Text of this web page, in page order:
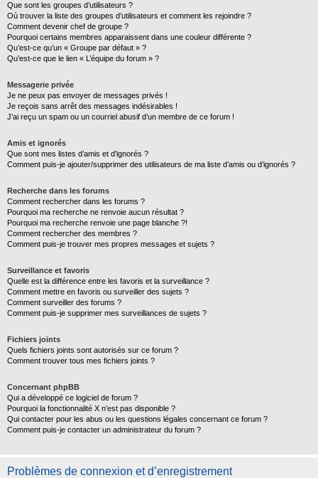
Que sont les groupes d’utilisateurs ?
Où trouver la liste des groupes d’utilisateurs et comment les rejoindre ?
Comment devenir chef de groupe ?
Pourquoi certains membres apparaissent dans une couleur différente ?
Qu’est-ce qu’un « Groupe par défaut » ?
Qu’est-ce que le lien « L’équipe du forum » ?
Messagerie privée
Je ne peux pas envoyer de messages privés !
Je reçois sans arrêt des messages indésirables !
J’ai reçu un spam ou un courriel abusif d’un membre de ce forum !
Amis et ignorés
Que sont mes listes d’amis et d’ignorés ?
Comment puis-je ajouter/supprimer des utilisateurs de ma liste d’amis ou d’ignorés ?
Recherche dans les forums
Comment rechercher dans les forums ?
Pourquoi ma recherche ne renvoie aucun résultat ?
Pourquoi ma recherche renvoie une page blanche ?!
Comment rechercher des membres ?
Comment puis-je trouver mes propres messages et sujets ?
Surveillance et favoris
Quelle est la différence entre les favoris et la surveillance ?
Comment mettre en favoris ou surveiller des sujets ?
Comment surveiller des forums ?
Comment puis-je supprimer mes surveillances de sujets ?
Fichiers joints
Quels fichiers joints sont autorisés sur ce forum ?
Comment trouver tous mes fichiers joints ?
Concernant phpBB
Qui a développé ce logiciel de forum ?
Pourquoi la fonctionnalité X n’est pas disponible ?
Qui contacter pour les abus ou les questions légales concernant ce forum ?
Comment puis-je contacter un administrateur du forum ?
Problèmes de connexion et d’enregistrement